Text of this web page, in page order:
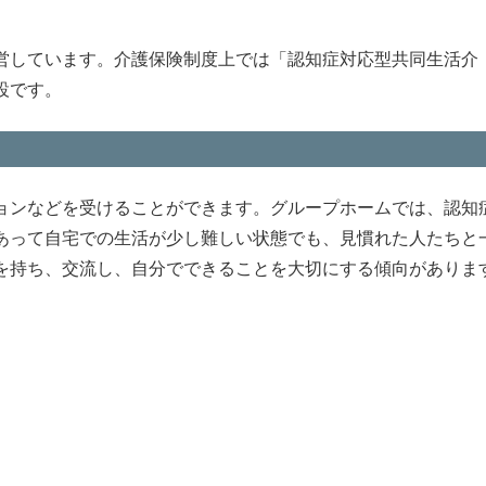
ています。介護保険制度上では「認知症対応型共同生活介
す。
などを受けることができます。グループホームでは、認知
て自宅での生活が少し難しい状態でも、見慣れた人たちと
ち、交流し、自分でできることを大切にする傾向がありま